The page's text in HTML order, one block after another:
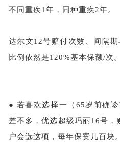
不同重疾1年，同种重疾2年。
达尔文12号赔付次数、间隔
比例依然是120%基本保额/次。
● 若喜欢选择一（ 65岁前确
差不多，优选超级玛丽16号
户会选这项，每年保费几百块。